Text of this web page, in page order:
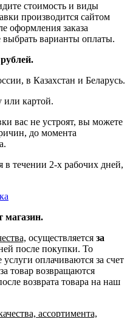
стоимость и виды
производится сайтом
оформления заказа
варианты оплаты.
в Казахстан и Беларусь.
или картой.
вас не устроят, вы можете
до момента
в течении 2-х рабочих дней,
магазин.
осуществляется за
после покупки. То
оплачиваются за счет
товар возвращаются
возврата товара на наш
ассортимента,